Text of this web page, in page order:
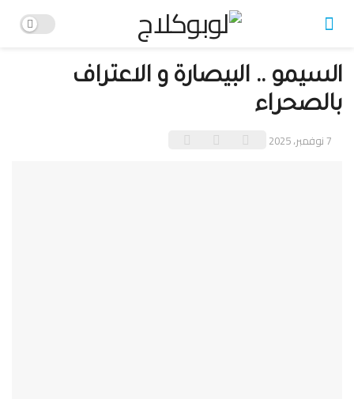
السيمو .. البيصارة و الاعتراف
بالصحراء
7 نوفمبر، 2025